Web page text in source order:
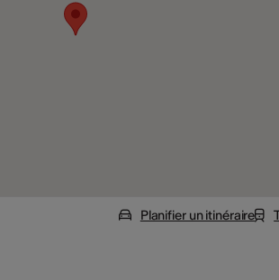
Planifier un itinéraire